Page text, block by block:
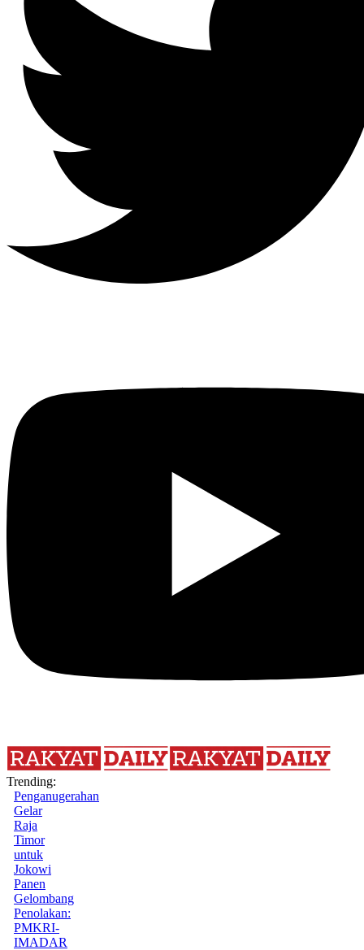
Trending:
Penganugerahan
Gelar
Raja
Timor
untuk
Jokowi
Panen
Gelombang
Penolakan:
PMKRI-
IMADAR